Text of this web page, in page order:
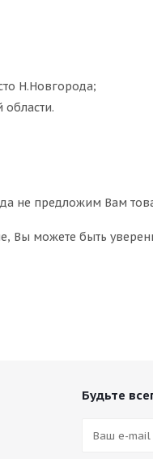
Н.Новгорода;
не предложим Вам
можете быть
Будьте